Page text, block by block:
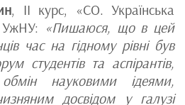
, II курс, «СО. Українська
УжНУ: «Пишаюся, що в цей
час на гідному рівні був
студентів та аспірантів,
науковими ідеями,
досвідом у галузі